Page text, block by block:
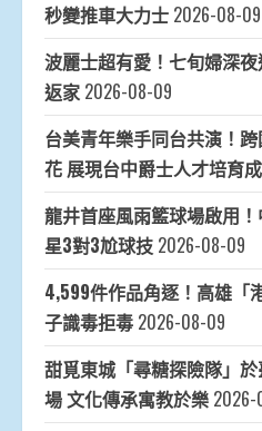
秒變推車大力士 2026-08-09
波麗士超有愛！七旬婦深
返家 2026-08-09
台美青年樂手同台共演！
花 展現台中爵士人才培育
龍井首座風雨籃球場啟用
星3對3尬球技 2026-08-09
4,599件作品角逐！高雄「
子識毒拒毒 2026-08-09
甜覓東城「尋糖探險隊」
場 文化傳承寓教於樂